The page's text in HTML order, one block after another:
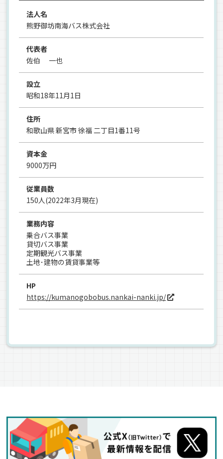
法人名
熊野御坊南海バス株式会社
代表者
佐伯 一也
設立
昭和18年11月1日
住所
和歌山県 新宮市 徐福 二丁目1番11号
資本金
9000万円
従業員数
150人(2022年3月現在)
業務内容
乗合バス事業
貸切バス事業
定期観光バス事業
土地･建物の賃貸事業等
HP
https://kumanogobobus.nankai-nanki.jp/